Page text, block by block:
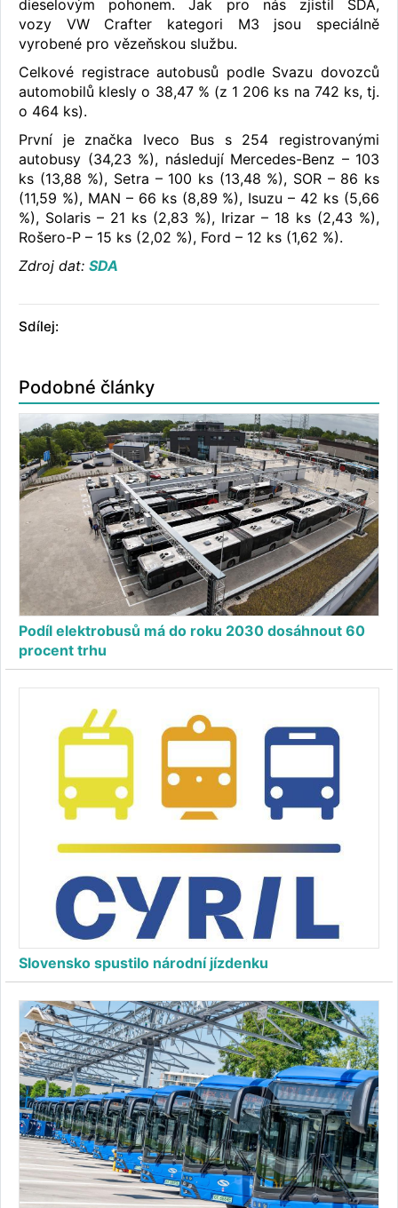
dieselovým pohonem. Jak pro nás zjistil SDA,
vozy VW Crafter kategori M3 jsou speciálně
vyrobené pro vězeňskou službu.
Celkové registrace autobusů podle Svazu dovozců
automobilů klesly o 38,47 % (z 1 206 ks na 742 ks, tj.
o 464 ks).
První je značka Iveco Bus s 254 registrovanými
autobusy (34,23 %), následují Mercedes-Benz – 103
ks (13,88 %), Setra – 100 ks (13,48 %), SOR – 86 ks
(11,59 %), MAN – 66 ks (8,89 %), Isuzu – 42 ks (5,66
%), Solaris – 21 ks (2,83 %), Irizar – 18 ks (2,43 %),
Rošero-P – 15 ks (2,02 %), Ford – 12 ks (1,62 %).
Zdroj dat: SDA
Sdílej:
Podobné články
Podíl elektrobusů má do roku 2030 dosáhnout 60
procent trhu
Slovensko spustilo národní jízdenku